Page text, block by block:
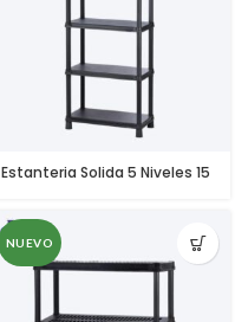
Estanteria Solida 5 Niveles 15
NUEVO